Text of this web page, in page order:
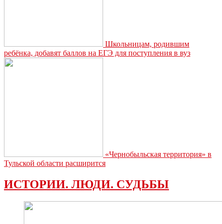
Школьницам, родившим
ребёнка, добавят баллов на ЕГЭ для поступления в вуз
«Чернобыльская территория» в
Тульской области расширится
ИСТОРИИ. ЛЮДИ. СУДЬБЫ